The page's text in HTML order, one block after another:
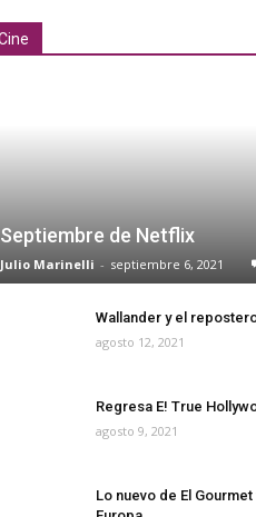
Septiembre de Netflix
Julio Marinelli - septiembre 6, 2021
Wallander y el
agosto 12, 2021
Regresa E! True
agosto 9, 2021
Lo nuevo de El Gourmet